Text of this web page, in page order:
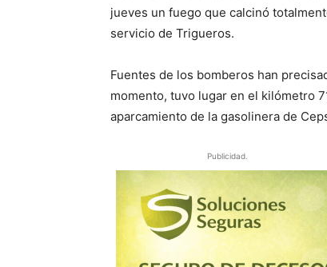
jueves un fuego que calcinó
servicio de Trigueros.
Fuentes de los bomberos han
momento, tuvo lugar en el kilómetro
aparcamiento de la gasolinera de
Publicidad.